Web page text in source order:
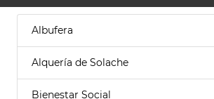
Albufera
Alquería de Solache
Bienestar Social